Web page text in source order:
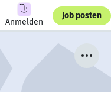
Anmelden
Job posten